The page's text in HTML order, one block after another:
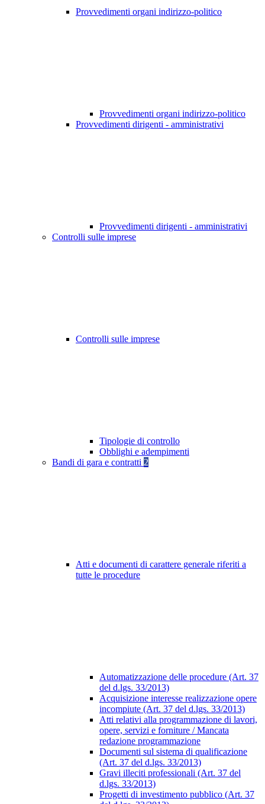
Provvedimenti organi indirizzo-politico
Provvedimenti organi indirizzo-politico
Provvedimenti dirigenti - amministrativi
Provvedimenti dirigenti - amministrativi
Controlli sulle imprese
Controlli sulle imprese
Tipologie di controllo
Obblighi e adempimenti
Bandi di gara e contratti 2
Atti e documenti di carattere generale riferiti a
tutte le procedure
Automatizzazione delle procedure (Art. 37
del d.lgs. 33/2013)
Acquisizione interesse realizzazione opere
incompiute (Art. 37 del d.lgs. 33/2013)
Atti relativi alla programmazione di lavori,
opere, servizi e forniture / Mancata
redazione programmazione
Documenti sul sistema di qualificazione
(Art. 37 del d.lgs. 33/2013)
Gravi illeciti professionali (Art. 37 del
d.lgs. 33/2013)
Progetti di investimento pubblico (Art. 37